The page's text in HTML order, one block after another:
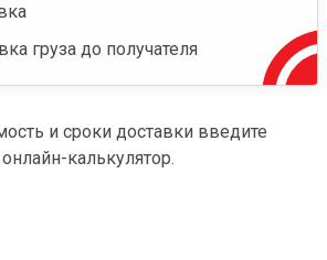
груза до получателя
и сроки доставки введите
калькулятор.